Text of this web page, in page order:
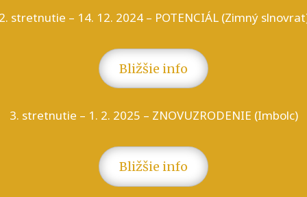
stretnutie – 14. 12. 2024 – POTENCIÁL (Zimný
Bližšie info
3. stretnutie – 1. 2. 2025 – ZNOVUZRODENIE (Imbolc)
Bližšie info